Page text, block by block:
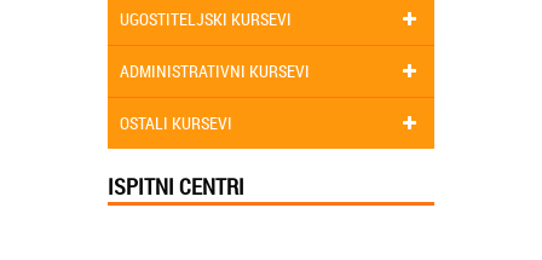
UGOSTITELJSKI KURSEVI
ADMINISTRATIVNI KURSEVI
OSTALI KURSEVI
ISPITNI CENTRI